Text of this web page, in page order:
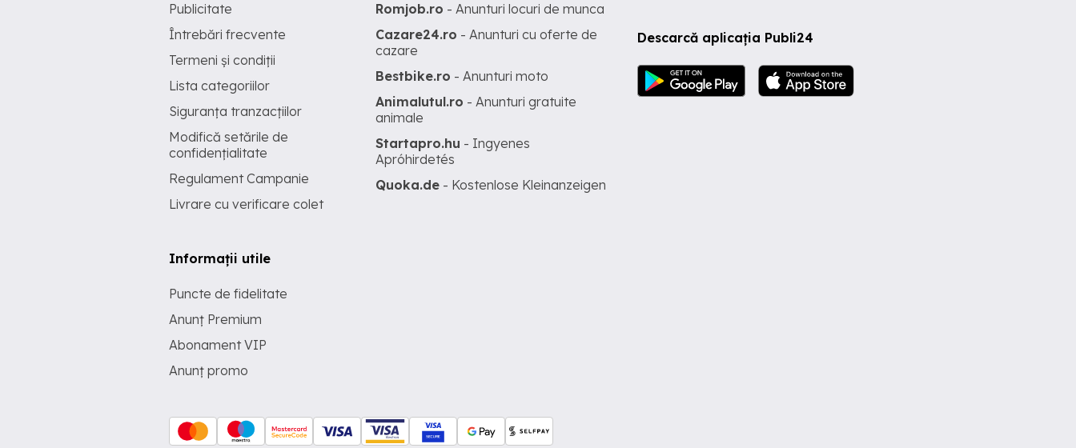
Descarcă aplicația Publi24
Publicitate
Întrebări frecvente
Termeni și condiții
Lista categoriilor
Siguranța tranzacțiilor
Modifică setările de
confidențialitate
Regulament Campanie
Livrare cu verificare colet
Informații utile
Puncte de fidelitate
Anunț Premium
Abonament VIP
Anunț promo
Romjob.ro - Anunturi locuri de munca
Cazare24.ro - Anunturi cu oferte de
cazare
Bestbike.ro - Anunturi moto
Animalutul.ro - Anunturi gratuite
animale
Startapro.hu - Ingyenes
Apróhirdetés
Quoka.de - Kostenlose Kleinanzeigen